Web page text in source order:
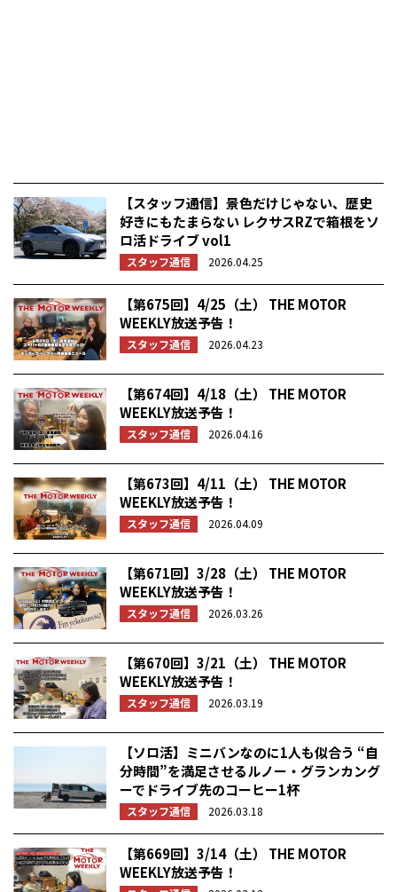
【スタッフ通信】景色だけじゃない、歴史
好きにもたまらない レクサスRZで箱根をソ
ロ活ドライブ vol1
スタッフ通信 2026.04.25
【第675回】4/25（土） THE MOTOR
WEEKLY放送予告！
スタッフ通信 2026.04.23
【第674回】4/18（土） THE MOTOR
WEEKLY放送予告！
スタッフ通信 2026.04.16
【第673回】4/11（土） THE MOTOR
WEEKLY放送予告！
スタッフ通信 2026.04.09
【第671回】3/28（土） THE MOTOR
WEEKLY放送予告！
スタッフ通信 2026.03.26
【第670回】3/21（土） THE MOTOR
WEEKLY放送予告！
スタッフ通信 2026.03.19
【ソロ活】ミニバンなのに1人も似合う “自
分時間”を満足させるルノー・グランカング
ーでドライブ先のコーヒー1杯
スタッフ通信 2026.03.18
【第669回】3/14（土） THE MOTOR
WEEKLY放送予告！